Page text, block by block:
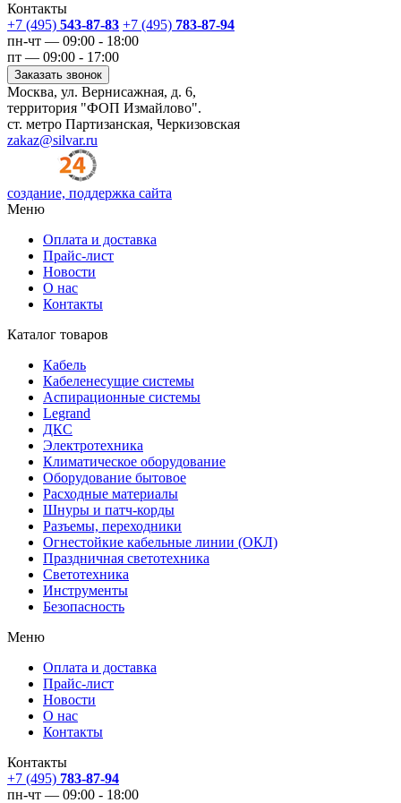
Контакты
+7 (495) 543-87-83 +7 (495) 783-87-94
пн-чт — 09:00 - 18:00
пт — 09:00 - 17:00
Заказать звонок
Москва, ул. Вернисажная, д. 6,
территория "ФОП Измайлово".
ст. метро Партизанская, Черкизовская
zakaz@silvar.ru
создание, поддержка сайта
Меню
Оплата и доставка
Прайс-лист
Новости
О нас
Контакты
Каталог товаров
Кабель
Кабеленесущие системы
Аспирационные системы
Legrand
ДКС
Электротехника
Климатическое оборудование
Оборудование бытовое
Расходные материалы
Шнуры и патч-корды
Разъемы, переходники
Огнестойкие кабельные линии (ОКЛ)
Праздничная светотехника
Светотехника
Инструменты
Безопасность
Меню
Оплата и доставка
Прайс-лист
Новости
О нас
Контакты
Контакты
+7 (495) 783-87-94
пн-чт — 09:00 - 18:00